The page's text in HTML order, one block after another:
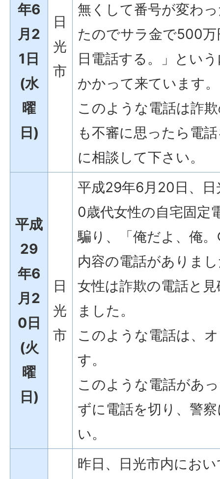
年6
月2
1日
(水
曜
日)
日
光
市
無くして番号が変わ
たのでサラ金で500
日電話する。」とい
かかって来ています。
このような電話は詐
も不審に思ったら電
に相談して下さい。
平成
29
年6
月2
0日
(火
曜
日)
日
光
市
平成29年6月20日、
0歳代女性の自宅固定
騙り、「俺だよ、俺
内容の電話がありま
女性は詐欺の電話と
ました。
このような電話は、
す。
このような電話があ
ずに電話を切り、警
い。
昨日、日光市内にお